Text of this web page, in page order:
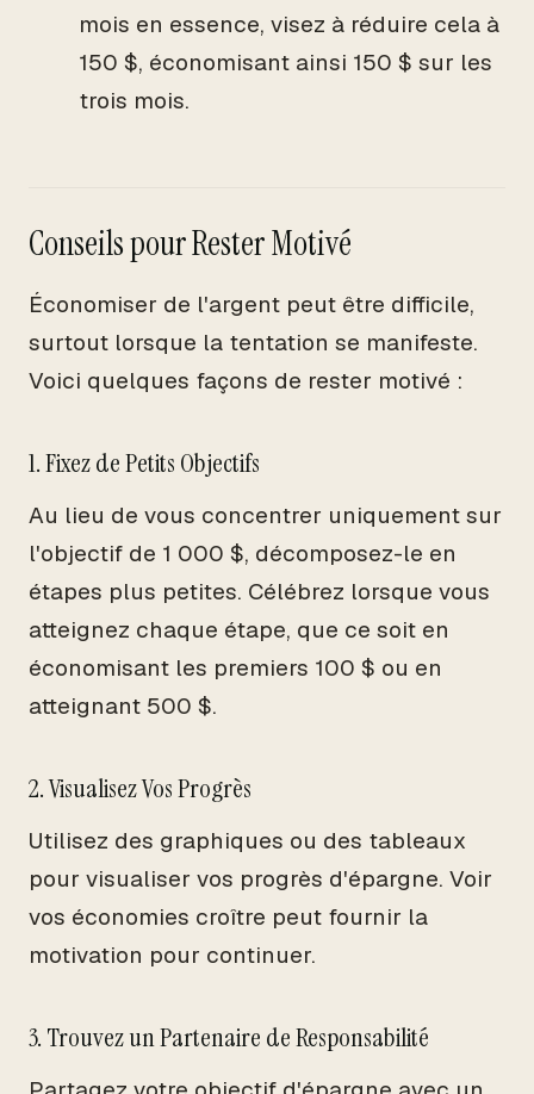
mois en essence, visez à réduire cela à
150 $, économisant ainsi 150 $ sur les
trois mois.
Conseils pour Rester Motivé
Économiser de l'argent peut être difficile,
surtout lorsque la tentation se manifeste.
Voici quelques façons de rester motivé :
1. Fixez de Petits Objectifs
Au lieu de vous concentrer uniquement sur
l'objectif de 1 000 $, décomposez-le en
étapes plus petites. Célébrez lorsque vous
atteignez chaque étape, que ce soit en
économisant les premiers 100 $ ou en
atteignant 500 $.
2. Visualisez Vos Progrès
Utilisez des graphiques ou des tableaux
pour visualiser vos progrès d'épargne. Voir
vos économies croître peut fournir la
motivation pour continuer.
3. Trouvez un Partenaire de Responsabilité